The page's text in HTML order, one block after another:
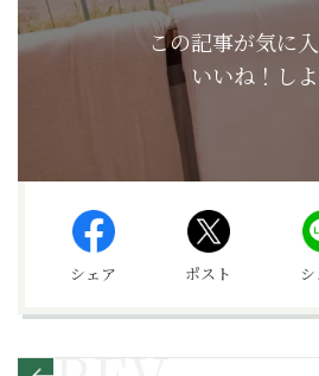
この記事が気に
いいね！し
シェア ポスト